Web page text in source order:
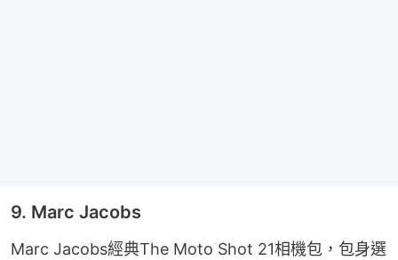
9. Marc Jacobs
Marc Jacobs經典The Moto Shot 21相機包，包身選